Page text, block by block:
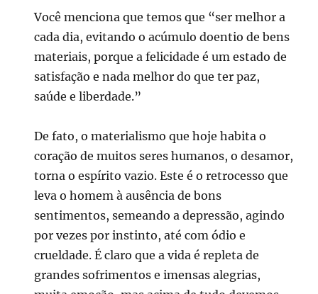
Você menciona que temos que “ser melhor a
cada dia, evitando o acúmulo doentio de bens
materiais, porque a felicidade é um estado de
satisfação e nada melhor do que ter paz,
saúde e liberdade.”
De fato, o materialismo que hoje habita o
coração de muitos seres humanos, o desamor,
torna o espírito vazio. Este é o retrocesso que
leva o homem à ausência de bons
sentimentos, semeando a depressão, agindo
por vezes por instinto, até com ódio e
crueldade. É claro que a vida é repleta de
grandes sofrimentos e imensas alegrias,